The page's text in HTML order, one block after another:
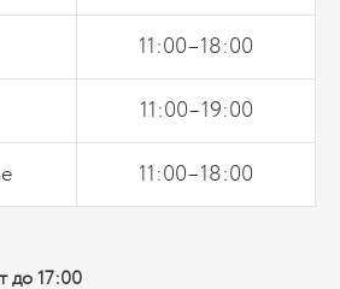
11:00–18:00
11:00–19:00
11:00–18:00
до 17:00